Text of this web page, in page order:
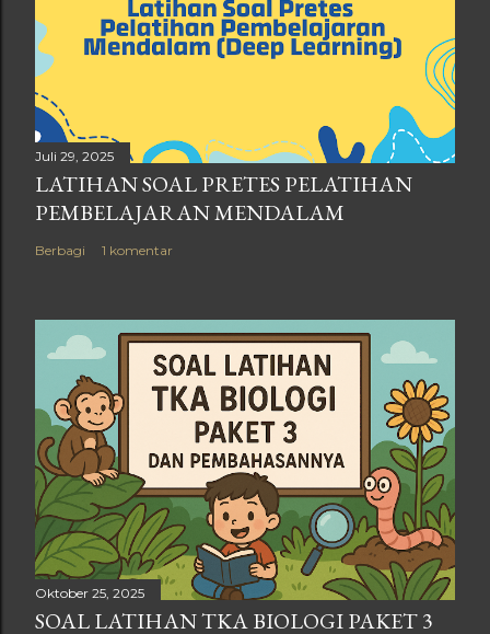
Juli 29, 2025
LATIHAN SOAL PRETES PELATIHAN
PEMBELAJARAN MENDALAM
Berbagi 1 komentar
Oktober 25, 2025
SOAL LATIHAN TKA BIOLOGI PAKET 3